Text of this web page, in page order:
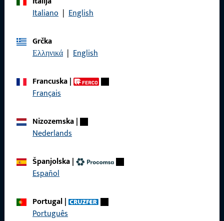
Italiano | English
Grčka
Ελληνικά | English
Francuska|
Français
Nizozemska|
Nederlands
Španjolska|
Español
Portugal|
Português
Općenito
Impressum
Opći uvjeti poslovanja
Proizvodi